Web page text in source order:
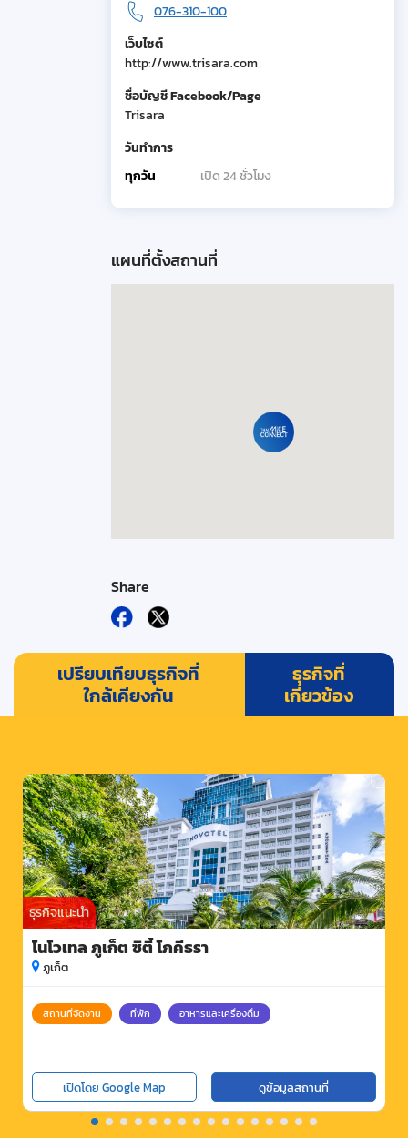
076-310-100
เว็บไซต์
http://www.trisara.com
ชื่อบัญชี Facebook/Page
Trisara
วันทำการ
ทุกวัน
เปิด 24 ชั่วโมง
แผนที่ตั้งสถานที่
Share
เปรียบเทียบธุรกิจที่
ใกล้เคียงกัน
ธุรกิจที่
เกี่ยวข้อง
ธุรกิจแนะนำ
โนโวเทล ภูเก็ต ซิตี้ โภคีธรา
ภูเก็ต
สถานที่จัดงาน ที่พัก อาหารและเครื่องดื่ม
เปิดโดย Google Map ดูข้อมูลสถานที่